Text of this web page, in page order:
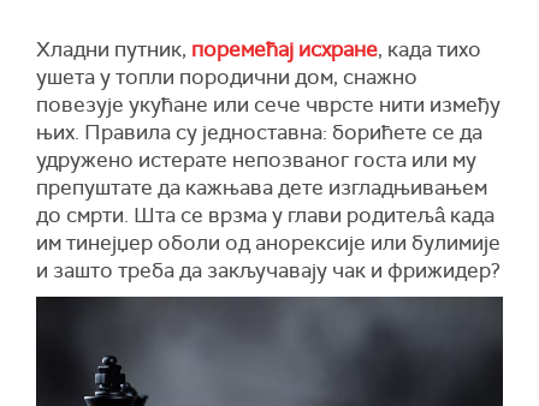
Хладни путник, поремећај исхране, када тихо
ушета у топли породични дом, снажно
повезује укућане или сече чврсте нити између
њих. Правила су једноставна: борићете се да
удружено истерате непозваног госта или му
препуштате да кажњава дете изгладњивањем
до смрти. Шта се врзма у глави родитељâ када
им тинејџер оболи од анорексије или булимије
и зашто треба да закључавају чак и фрижидер?